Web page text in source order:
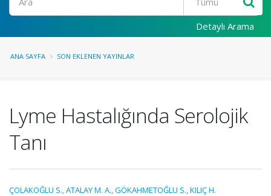
Detaylı Arama
ANA SAYFA SON EKLENEN YAYINLAR
Lyme Hastalığında Serolojik
Tanı
ÇOLAKOĞLU S.,ATALAY M. A.,GÖKAHMETOĞLU S.,KILIÇ H.